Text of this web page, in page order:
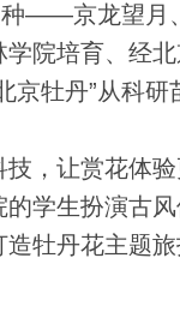
——京龙望月
院培育、经
牡丹”从科研
让赏花体验
学生扮演古
牡丹花主题